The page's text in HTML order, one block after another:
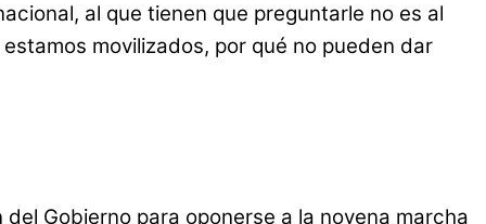
al que tienen que preguntarle no es al
movilizados, por qué no pueden dar
Gobierno para oponerse a la novena marcha